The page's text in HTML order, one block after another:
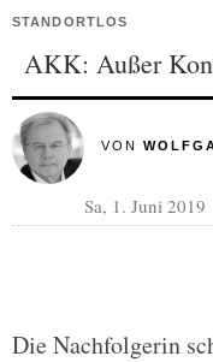
STANDORTLOS
AKK: Außer
VON
Sa, 1. Juni 2019
Die Nachfolgerin